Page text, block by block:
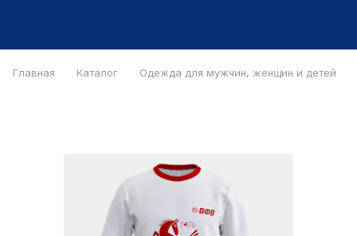
Главная Каталог Одежда для мужчин, женщин и детей